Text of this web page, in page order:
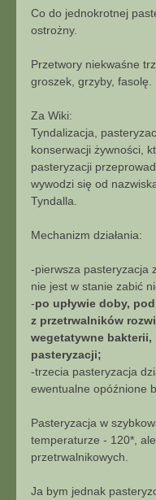
Co do jednokrotnej
ostrożny.
Przetwory niekwaśne
groszek, grzyby, fasolę.
Za Wiki:
Tyndalizacja,
konserwacji żywności,
pasteryzacji
wywodzi się od
Tyndalla.
Mechanizm działania:
-pierwsza pasteryzacja
nie jest w stanie zabić
-po upływie doby,
z przetrwalników
wegetatywne
pasteryzacji;
-trzecia pasteryzacja
ewentualne opóźnione
Pasteryzacja w
temperaturze - 120*,
przetrwalnikowych.
Ja bym jednak